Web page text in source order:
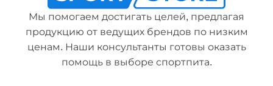
Мы помогаем достигать целей, предлагая
продукцию от ведущих брендов по низким
ценам. Наши консультанты готовы оказать
помощь в выборе спортпита.